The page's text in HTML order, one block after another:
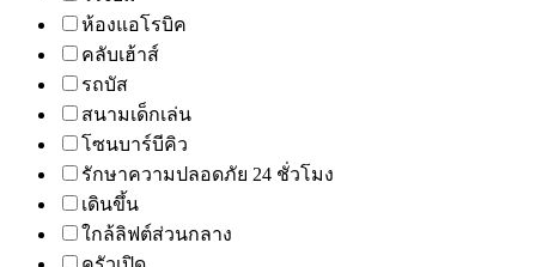
ห้องแอโรบิค
คลับเฮ้าส์
รถบัส
สนามเด็กเล่น
โซนบาร์บีคิว
รักษาความปลอดภัย 24 ชั่วโมง
เดินขึ้น
ใกล้ลิฟต์ส่วนกลาง